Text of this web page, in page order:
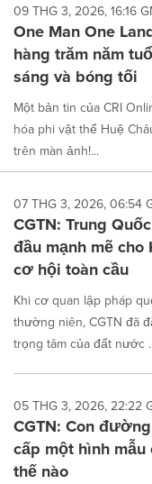
09 THG 3, 2026, 16:16
One Man One
hàng trăm năm
sáng và bóng tối
Một bản tin của CRI
hóa phi vật thể Huệ
trên màn ảnh!...
07 THG 3, 2026, 06:54
CGTN: Trung
đầu mạnh mẽ
cơ hội toàn cầu
Khi cơ quan lập pháp
thường niên, CGTN đã
trọng tâm của đất nước
05 THG 3, 2026, 22:22
CGTN: Con
cấp một hình
thế nào